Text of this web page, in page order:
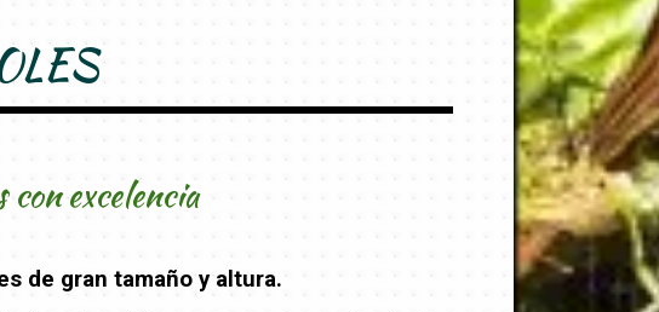
con excelencia
de gran tamaño y altura.